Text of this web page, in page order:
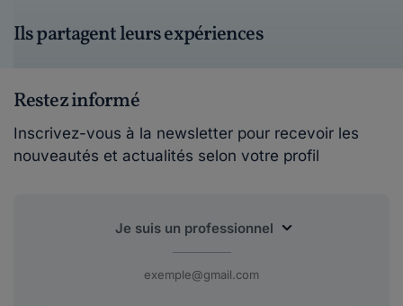
Ils partagent leurs expériences
Restez informé
Inscrivez-vous à la newsletter pour recevoir les
nouveautés et actualités selon votre profil